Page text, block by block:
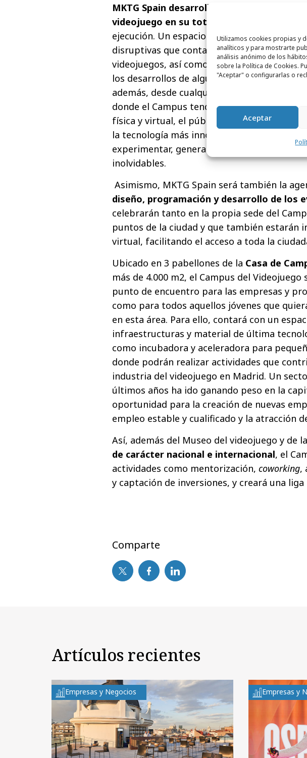
Utilizamos cookies propias y
analíticos y para mostrarte
análisis anónimo de los
sobre la Política de Cookies.
"Aceptar" o configurarlas o
Aceptar
MKTG Spain desarrollará también el
videojuego en su totalidad
, desde su
ejecución. Un espacio interactivo y de
disruptivas que contará con una muestra
videojuegos, así como exposiciones
los desarrollos de algunos proyectos. A
además, desde cualquier rincón del mundo
donde el Campus tendrá su propia sede
física y virtual, el público tendrá un papel
la tecnología más innovadora que le
experimentar, generando en él emociones y
inolvidables.
Asimismo, MKTG Spain será también la
diseño, programación y desarrollo de los
celebrarán tanto en la propia sede del
puntos de la ciudad y que también estarán
virtual, facilitando el acceso a toda la
Ubicado en 3 pabellones de la Casa de
más de 4.000 m2, el Campus del
punto de encuentro para las empresas y
como para todos aquellos jóvenes que
en esta área. Para ello, contará con un
infraestructuras y material de última
como incubadora y aceleradora para
donde podrán realizar actividades que
industria del videojuego en Madrid. Un
últimos años ha ido ganando peso en la
oportunidad para la creación de nuevas
empleo estable y cualificado y la atracción
Así, además del Museo del videojuego y de
de carácter nacional e internacional, el
actividades como mentorización, coworking,
y captación de inversiones, y creará una
Comparte
Artículos recientes
Empresas y Negocios Empresas y